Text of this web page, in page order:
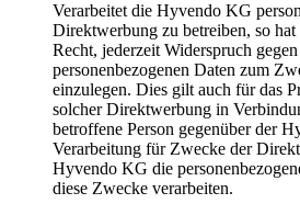
Verarbeitet die Hyvendo KG
Direktwerbung zu betreiben, so hat
Recht, jederzeit Widerspruch
personenbezogenen Daten zum
einzulegen. Dies gilt auch für das
solcher Direktwerbung in
betroffene Person gegenüber der
Verarbeitung für Zwecke der
Hyvendo KG die
diese Zwecke verarbeiten.